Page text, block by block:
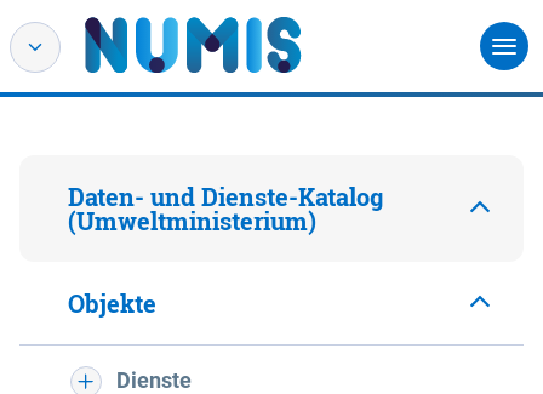
Daten- und Dienste-Katalog
(Umweltministerium)
Objekte
Dienste